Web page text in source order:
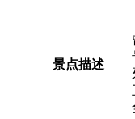
景点描述